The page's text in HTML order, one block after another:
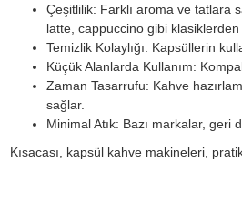
Çeşitlilik: Farklı aroma ve tatlara
latte, cappuccino gibi
Temizlik Kolaylığı: Kapsüllerin
Küçük Alanlarda Kullanım:
Zaman Tasarrufu: Kahve
sağlar.
Minimal Atık: Bazı markalar,
Kısacası, kapsül kahve makineleri,